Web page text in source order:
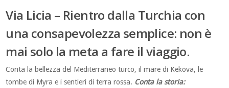
Via Licia – Rientro dalla Turchia con
una consapevolezza semplice: non è
mai solo la meta a fare il viaggio.
Conta la bellezza del Mediterraneo turco, il mare di Kekova, le
tombe di Myra e i sentieri di terra rossa. Conta la storia: